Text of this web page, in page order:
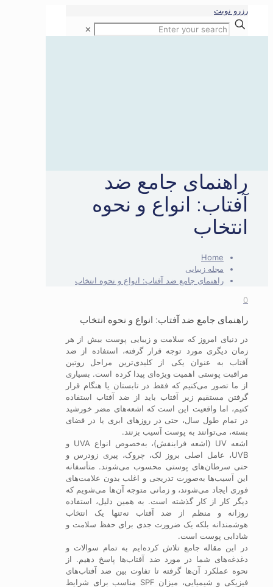
رزرو نوبت
✕
راهنمای جامع ضد
آفتاب: انواع و نحوه
انتخاب
Home
مجله زیبایی
راهنمای جامع ضد آفتاب: انواع و نحوه انتخاب
0
راهنمای جامع ضد آفتاب: انواع و نحوه انتخاب
در دنیای امروز که سلامت و زیبایی پوست بیش از هر
زمان دیگری مورد توجه قرار گرفته، استفاده از ضد
آفتاب به عنوان یکی از کلیدی‌ترین مراحل روتین
مراقبت پوستی اهمیت ویژه‌ای پیدا کرده است. بسیاری
از ما تصور می‌کنیم که فقط در تابستان یا هنگام قرار
گرفتن مستقیم زیر آفتاب باید از ضد آفتاب استفاده
کنیم، اما واقعیت این است که اشعه‌های مضر خورشید
در تمام طول سال، حتی در روزهای ابری یا در فضای
بسته، می‌توانند به پوست آسیب بزنند.
اشعه UV (اشعه فرابنفش)، به‌خصوص انواع UVA و
UVB، عامل اصلی بروز لک، چروک، پیری زودرس و
حتی سرطان‌های پوستی محسوب می‌شوند. متأسفانه
این آسیب‌ها به‌صورت تدریجی و اغلب بدون علامت‌های
فوری ایجاد می‌شوند، و زمانی متوجه آن‌ها می‌شویم که
دیگر کار از کار گذشته است. به همین دلیل، استفاده
روزانه و منظم از ضد آفتاب نه‌تنها یک انتخاب
هوشمندانه بلکه یک ضرورت جدی برای حفظ سلامت و
شادابی پوست است.
در این مقاله جامع تلاش کرده‌ایم به تمام سوالات و
دغدغه‌های شما در مورد ضد آفتاب‌ها پاسخ دهیم. از
نحوه عملکرد آن‌ها گرفته تا تفاوت بین ضد آفتاب‌های
فیزیکی و شیمیایی، میزان SPF مناسب برای شرایط